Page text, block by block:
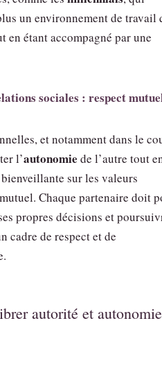
un environnement de travail
en étant accompagné par une
sociales : respect
et notamment dans le
l’autonomie de l’autre tout
sur les valeurs
Chaque partenaire doit
propres décisions et
cadre de respect et de
autorité et autonomie